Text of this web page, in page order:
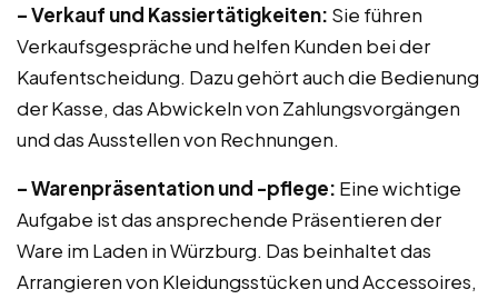
– Verkauf und Kassiertätigkeiten: Sie führen
Verkaufsgespräche und helfen Kunden bei der
Kaufentscheidung. Dazu gehört auch die Bedienung
der Kasse, das Abwickeln von Zahlungsvorgängen
und das Ausstellen von Rechnungen.
– Warenpräsentation und -pflege: Eine wichtige
Aufgabe ist das ansprechende Präsentieren der
Ware im Laden in Würzburg. Das beinhaltet das
Arrangieren von Kleidungsstücken und Accessoires,